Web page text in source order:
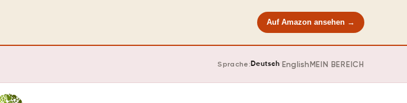
Auf Amazon ansehen →
Sprache:Deutsch· EnglishMEIN BEREICH